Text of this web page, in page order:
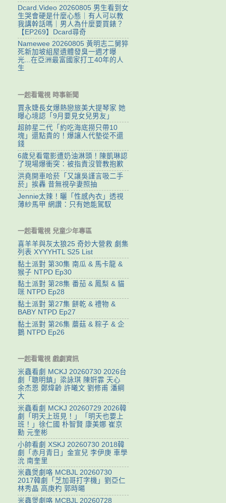
Dcard.Video 20260805 男生看到女
生哭會硬是什麼心態｜有人可以教
我講幹話嗎｜男人為什麼要買錶？
【EP269】Dcard尋奇
Namewee 20260805 黃明志二舅猝
死新加坡組屋遺體發臭一週才曝
光...在亞洲最富國家打工40年的人
生
一起看電視 時事新聞
賈永婕長女爆熱戀旅美大提琴家 她
曝心境認「9月要見女兒男友」
超帥星二代「約吃海底撈只帶10
塊」還點貴的！爆讓人代墊從不還
錢
6歲兒看電影遭奶油淋頭！陳凱琳認
了現場爆衝突：被指責沒管教抱歉
洪堯開車哈菸「又讓吳謹言吸二手
菸」挨轟 昔無視孕妻照抽
Jennie太辣！曬「性感內衣」透視
薄紗馬甲 網讚：只有她能駕馭
一起看電視 兒童少年專區
喜羊羊與灰太狼25 奇妙大營救 劇集
列表 XYYYHTL S25 List
黏土派對 第30集 南瓜 & 馬卡龍 &
猴子 NTPD Ep30
黏土派對 第28集 番茄 & 鳳梨 & 貓
咪 NTPD Ep28
黏土派對 第27集 餅乾 & 禮物 &
BABY NTPD Ep27
黏土派對 第26集 蘑菇 & 粽子 & 企
鵝 NTPD Ep26
一起看電視 戲劇資訊
米蟲看劇 MCKJ 20260730 2026台
劇「聰明鎮」梁詠琪 陳姸霏 天心
余杰恩 鄭煒齡 許曦文 劉修甫 潘綱
大
米蟲看劇 MCKJ 20260729 2026韓
劇「明天上班見！」「明天也要上
班！」徐仁國 朴智賢 康美娜 崔京
勳 元奎彬
小帥看劇 XSKJ 20260730 2018韓
劇「赤月青日」金宣兒 李伊庚 車學
沇 南奎里
米蟲煲劇咯 MCBJL 20260730
2017韓劇「芝加哥打字機」劉亞仁
林秀晶 高庚杓 郭時暘
米蟲煲劇咯 MCBJL 20260728